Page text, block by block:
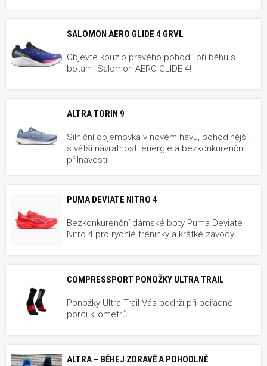
SALOMON AERO GLIDE 4 GRVL
Objevte kouzlo pravého pohodlí při běhu s
botami Salomon AERO GLIDE 4!
ALTRA TORIN 9
Silniční objemovka v novém hávu, pohodlnější,
s větší návratností energie a bezkonkurenční
přilnavostí.
PUMA DEVIATE NITRO 4
Bezkonkurenční dámské boty Puma Deviate
Nitro 4 pro rychlé tréninky a krátké závody.
COMPRESSPORT PONOŽKY ULTRA TRAIL
Ponožky Ultra Trail Vás podrží při pořádné
porci kilometrů!
ALTRA – BĚHEJ ZDRAVĚ A POHODLNĚ